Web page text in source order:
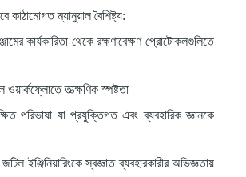
কাঠামোগত ম্যানুয়াল বৈশিষ্ট্য:
কার্যকারিতা থেকে রক্ষণাবেক্ষণ প্রোটোকলগুলিতে
তাত্ক্ষণিক স্পষ্টতা
পরিভাষা যা প্রযুক্তিগত এবং ব্যবহারিক জ্ঞানকে
ইঞ্জিনিয়ারিংকে স্বজ্ঞাত ব্যবহারকারীর অভিজ্ঞতায়